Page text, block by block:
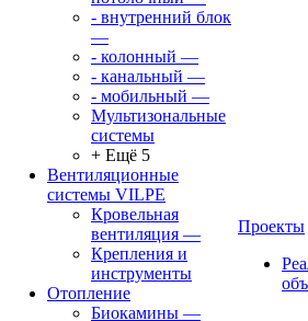
- внутренний блок
—
- колонный —
- канальный —
- мобильный —
Мультизональные
системы
+ Ещё 5
Вентиляционные
системы VILPE
Кровельная
вентиляция —
Крепления и
инструменты
Отопление
Биокамины —
Проекты